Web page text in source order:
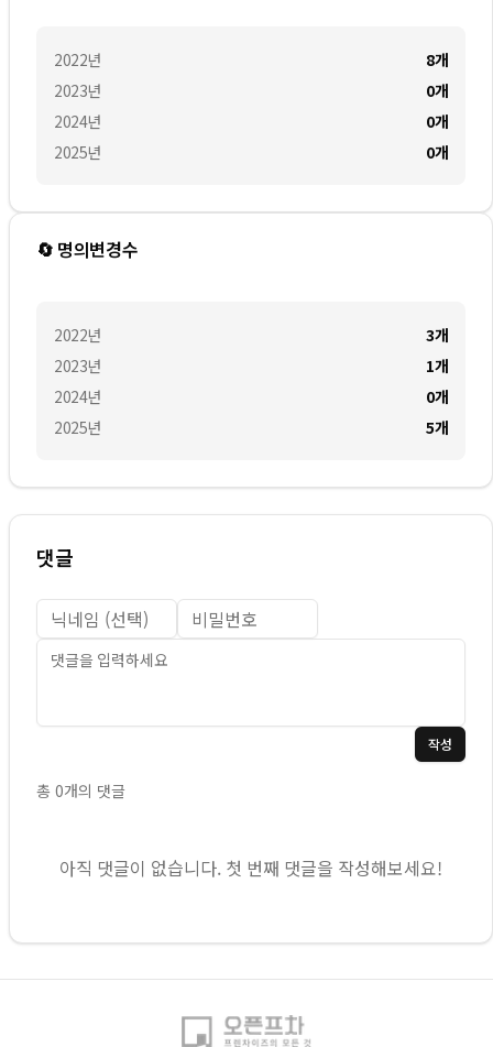
2022년
2023년
2024년
2025년
8개
0개
0개
0개
🔄 명의변경수
2022년
2023년
2024년
2025년
3개
1개
0개
5개
댓글
작성
총 0개의 댓글
아직 댓글이 없습니다. 첫 번째 댓글을 작성해보세요!